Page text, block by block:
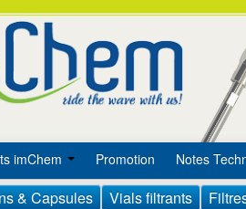
imChem Promotion Notes
& Capsules Vials filtrants